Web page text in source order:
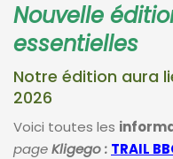
Nouvelle
essentielles
Notre édition aura
2026
Voici toutes les
pageKligego : TRAIL